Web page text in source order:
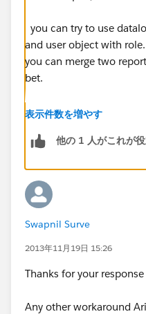
you can try to use
and user object with
you can merge two
bet.
vote for it!
https://
表示件数を増やす
他の 1 人がこれが
Swapnil Surve
2013年11月19日 15:26
Thanks for your response
Any other workaround